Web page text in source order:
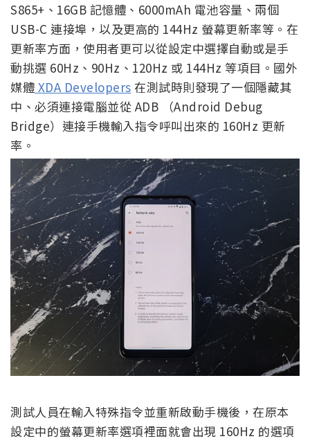
S865+、16GB 記憶體、6000mAh 電池容量、兩個
USB-C 連接埠，以及更高的 144Hz 螢幕更新率等。在
更新率方面，使用者更可以從設定中選擇自動或是手
動挑選 60Hz、90Hz、120Hz 或 144Hz 等項目。國外
媒體 XDA Developers 在測試時則發現了一個隱藏其
中、必須連接電腦並從 ADB （Android Debug
Bridge）連接手機輸入指令呼叫出來的 160Hz 更新
率。
測試人員在輸入特殊指令並重新啟動手機後，在原本
設定中的螢幕更新率選項裡面就會出現 160Hz 的選項